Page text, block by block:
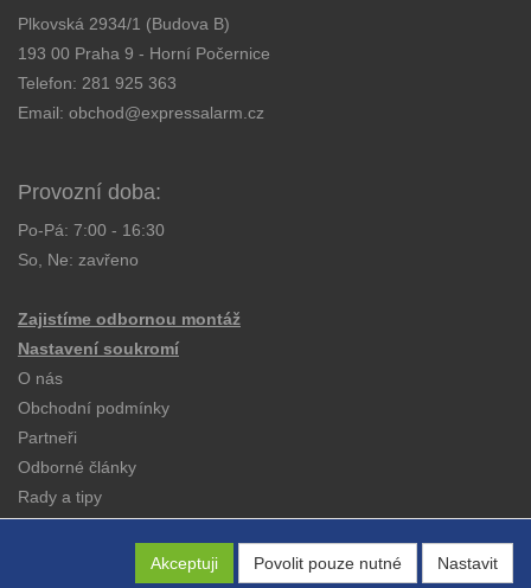
Akceptuji Povolit pouze nutné Nastavit
Plkovská 2934/1 (Budova B)
193 00 Praha 9 - Horní Počernice
Telefon: 281 925 363
Email: obchod@expressalarm.cz
Provozní doba:
Po-Pá: 7:00 - 16:30
So, Ne: zavřeno
Zajistíme odbornou montáž
Nastavení soukromí
O nás
Obchodní podmínky
Partneři
Odborné články
Rady a tipy